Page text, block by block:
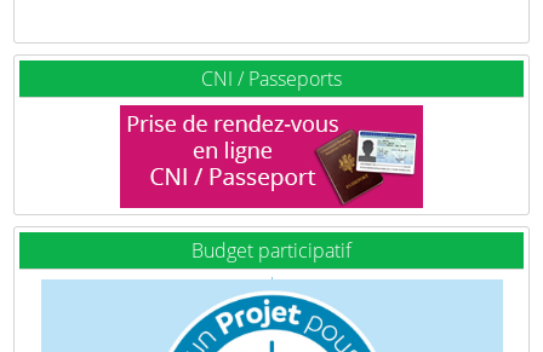
CNI / Passeports
Budget participatif